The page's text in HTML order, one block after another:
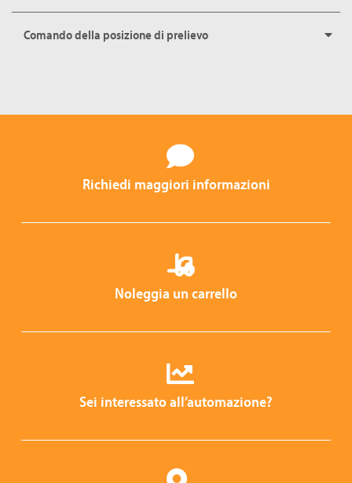
Comando della posizione di prelievo
Richiedi maggiori informazioni
Noleggia un carrello
Sei interessato all’automazione?